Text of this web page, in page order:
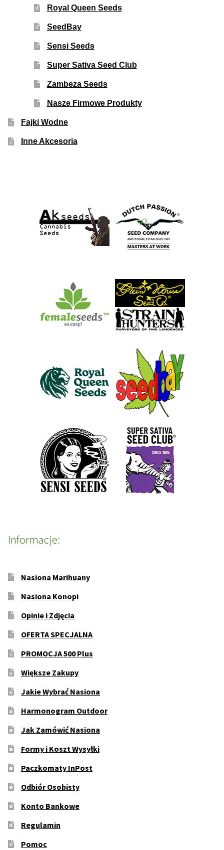
Royal Queen Seeds
SeedBay
Sensi Seeds
Super Sativa Seed Club
Zambeza Seeds
Nasze Firmowe Produkty
Fajki Wodne
Inne Akcesoria
Informacje:
Nasiona Marihuany
Nasiona Konopi
Opinie i Zdjęcia
OFERTA SPECJALNA
PROMOCJA 500 Plus
Większe Zakupy
Jakie Wybrać Nasiona
Harmonogram Outdoor
Jak Zamówić Nasiona
Formy i Koszt Wysyłki
Paczkomaty InPost
Odbiór Osobisty
Konto Bankowe
Regulamin
Pomoc